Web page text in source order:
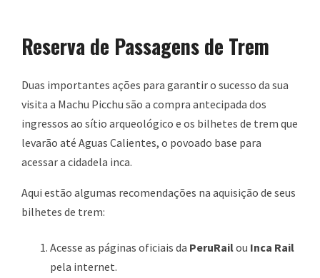
Reserva de Passagens de Trem
Duas importantes ações para garantir o sucesso da sua
visita a Machu Picchu são a compra antecipada dos
ingressos ao sítio arqueológico e os bilhetes de trem que
levarão até Aguas Calientes, o povoado base para
acessar a cidadela inca.
Aqui estão algumas recomendações na aquisição de seus
bilhetes de trem:
Acesse as páginas oficiais da PeruRailou Inca Rail
pela internet.